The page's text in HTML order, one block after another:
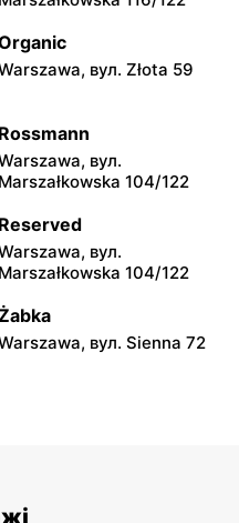
Warszawa, вул. Światowida
Triumph
Warszawa, вул. Kazimierza
4
Triumph
вул. Puławska
вул. Złota 59
Rossmann
вул.
Marszałkowska 104/122
Reserved
вул.
Marszałkowska 104/122
вул. Sienna 72